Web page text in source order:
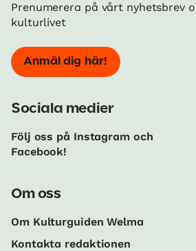
Prenumerera på vårt nyhetsbrev
kulturlivet
Anmäl dig här!
Sociala medier
Följ oss på Instagram och
Facebook!
Om oss
Om Kulturguiden Welma
Kontakta redaktionen